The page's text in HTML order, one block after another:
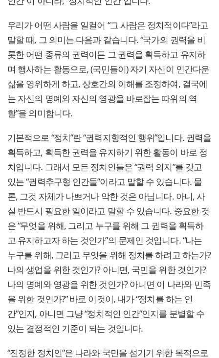
우리가 어떤 사람을 일컬어 “그 사람은 정치적이다”라고
말할 때, 그 의미는 다음과 같습니다. “국가의 권력을 비
롯한 어떤 종류의 권력이든 그 권력을 획득하고 유지하
며 행사하는 활동으로, (국민들이) 자기 자신이 인간다운
삶을 영위하게 하고, 상호간의 이해를 조정하여, 결국에
는 자신의 명예와 자신의 영광을 바로잡는 따위의 역
할”을 의미합니다.
기본적으로 “정치”란 “권력지향적인 행위”입니다. 권력을
획득하고, 획득한 권력을 유지하기 위한 활동이 바로 정
치입니다. 그래서 모든 정치인들은 “권력 의지”를 갖고
있는 “권력추구형 인간들”이라고 말할 수 있습니다. 물
론, 그것 자체가 나쁘거나 악한 것은 아닙니다. 아니, 사
실 반드시 필요한 일이라고 말할 수 있습니다. 중요한 것
은 “무엇을 위해, 그리고 누구를 위해 그 권력을 획득하
고 유지하고자 하는 것인가”의 문제인 것입니다. “나는
누구를 위해, 그리고 무엇을 위해 정치를 하려고 하는가?
나의 생업을 위한 것인가? 아니면, 국민을 위한 것인가?
나의 명예와 영광을 위한 것인가? 아니면 이 나라와 민족
을 위한 것인가?” 바로 이것이, 내가 “정치를 하는 인
간”인지, 아니면 그냥 “정치적인 인간”인지를 분별할 수
있는 결정적인 기준이 되는 것입니다.
“진정한 정치인”은 나라와 국민을 섬기기 위한 목적으로